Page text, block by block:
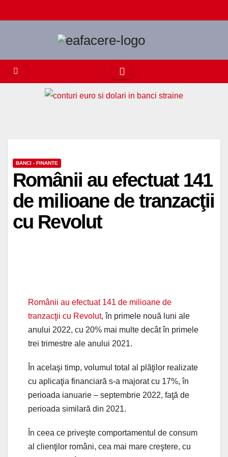
to
BANCI - FINANTE
Românii au efectuat 141
de milioane de tranzacţii
cu Revolut
Românii au efectuat 141 de milioane de
tranzacţii cu Revolut, în primele nouă luni ale
anului 2022, cu 20% mai multe decât în primele
trei trimestre ale anului 2021.
În acelaşi timp, volumul total al plăţilor realizate
cu aplicaţia financiară s-a majorat cu 17%, în
perioada ianuarie – septembrie 2022, faţă de
perioada similară din 2021.
În ceea ce priveşte comportamentul de consum
al clienţilor români, cea mai mare creştere, cu